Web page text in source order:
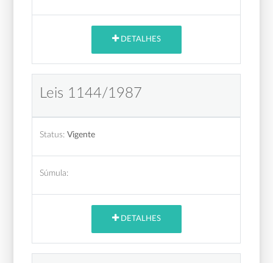
DETALHES
Leis 1144/1987
Status: Vigente
Súmula:
DETALHES